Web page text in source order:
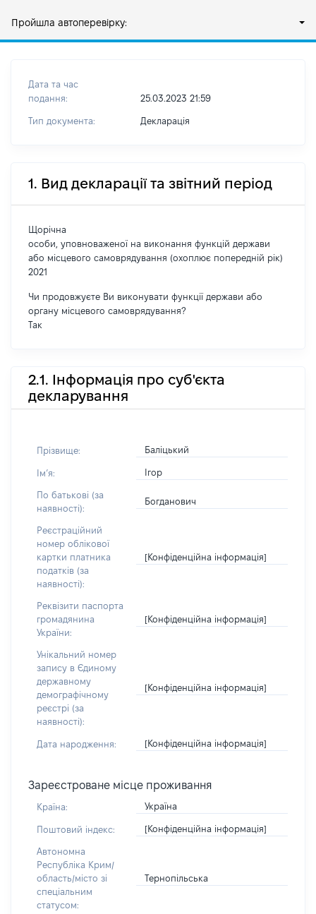
Пройшла автоперевірку:
Дата та час
подання:
25.03.2023 21:59
Тип документа: Декларація
1. Вид декларації та звітний період
Щорічна
особи, уповноваженої на виконання функцій держави
або місцевого самоврядування (охоплює попередній рік)
2021
Чи продовжуєте Ви виконувати функції держави або
органу місцевого самоврядування?
Так
2.1. Інформація про суб'єкта
декларування
Прізвище: Баліцький
Імʼя: Ігор
По батькові (за
наявності):
Богданович
Реєстраційний
номер облікової
картки платника
податків (за
наявності):
[Конфіденційна інформація]
Реквізити паспорта
громадянина
України:
[Конфіденційна інформація]
Унікальний номер
запису в Єдиному
державному
демографічному
реєстрі (за
наявності):
[Конфіденційна інформація]
Дата народження: [Конфіденційна інформація]
Зареєстроване місце проживання
Країна: Україна
Поштовий індекс: [Конфіденційна інформація]
Автономна
Республіка Крим/
область/місто зі
спеціальним
статусом:
Тернопільська